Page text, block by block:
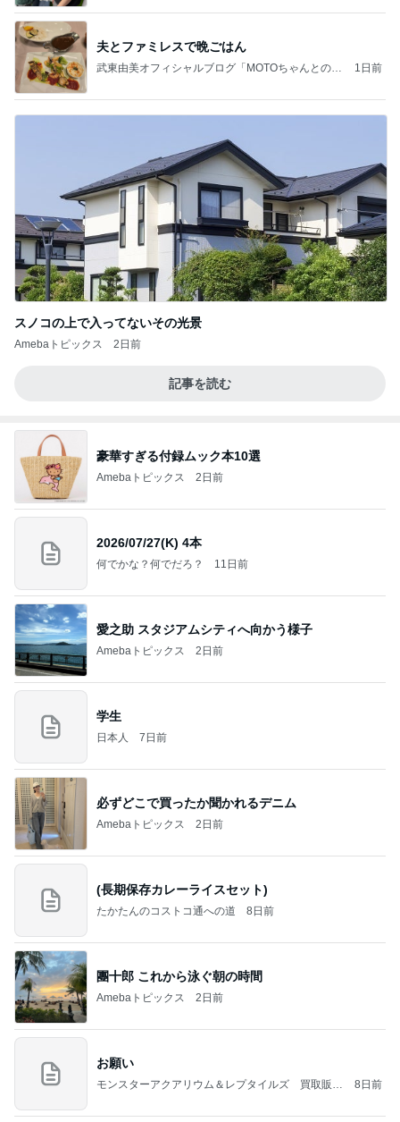
夫とファミレスで晩ごはん
武東由美オフィシャルブログ「MOTOちゃんとのは
1日前
スノコの上で入ってないその光景
Amebaトピックス 2日前
記事を読む
豪華すぎる付録ムック本10選
Amebaトピックス 2日前
2026/07/27(K) 4本
何でかな？何でだろ？ 11日前
愛之助 スタジアムシティへ向かう様子
Amebaトピックス 2日前
学生
日本人 7日前
必ずどこで買ったか聞かれるデニム
Amebaトピックス 2日前
(長期保存カレーライスセット)
たかたんのコストコ通への道 8日前
團十郎 これから泳ぐ朝の時間
Amebaトピックス 2日前
お願い
モンスターアクアリウム＆レプタイルズ 買取販売
8日前